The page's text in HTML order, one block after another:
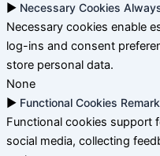
► Necessary Cookies
Necessary cookies enable
log-ins and consent
store personal data.
None
► Functional Cookies Remark
Functional cookies support
social media, collecting